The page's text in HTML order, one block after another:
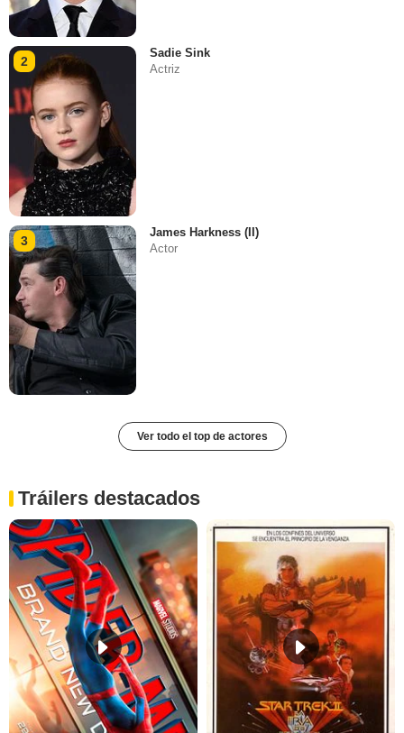
2
Sadie Sink
Actriz
3
James Harkness (II)
Actor
Ver todo el top de actores
Tráilers destacados